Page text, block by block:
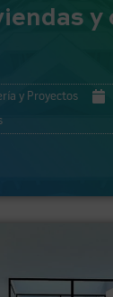
y
y Proyectos